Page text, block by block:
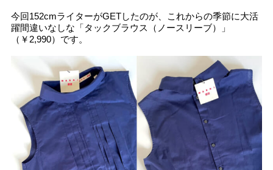
今回152cmライターがGETしたのが、これからの季節に大活
躍間違いなしな「タックブラウス（ノースリーブ）」
（￥2,990）です。